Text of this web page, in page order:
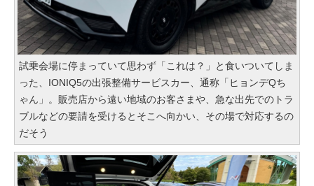
試乗会場に停まっていて思わず「これは？」と食いついてしま
った、IONIQ5の出張整備サービスカー、通称「ヒョンデQち
ゃん」。販売店から遠い地域のお客さまや、急な出先でのトラ
ブルなどの要請を受けるとそこへ向かい、その場で対応するの
だそう